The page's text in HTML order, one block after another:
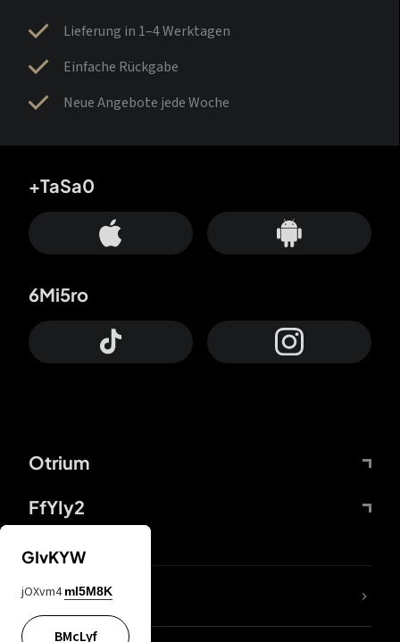
Lieferung in 1–4 Werktagen
Einfache Rückgabe
Neue Angebote jede Woche
Otrium
FfYIy2
+TaSa0
6Mi5ro
DDcvSo
GIvKYW
jOXvm4 mI5M8K
BMcLyf